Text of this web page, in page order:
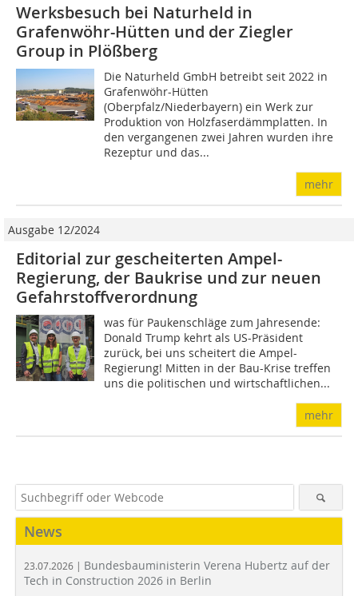
Werksbesuch bei Naturheld in
Grafenwöhr-Hütten und der Ziegler
Group in Plößberg
Die Naturheld GmbH betreibt seit 2022 in
Grafenwöhr-Hütten
(Oberpfalz/Niederbayern) ein Werk zur
Produktion von Holzfaserdämmplatten. In
den vergangenen zwei Jahren wurden ihre
Rezeptur und das...
mehr
Ausgabe 12/2024
Editorial zur gescheiterten Ampel-
Regierung, der Baukrise und zur neuen
Gefahrstoffverordnung
was für Paukenschläge zum Jahresende:
Donald Trump kehrt als US-Präsident
zurück, bei uns scheitert die Ampel-
Regierung! Mitten in der Bau-Krise treffen
uns die politischen und wirtschaftlichen...
mehr
News
23.07.2026 | Bundesbauministerin Verena Hubertz auf der
Tech in Construction 2026 in Berlin